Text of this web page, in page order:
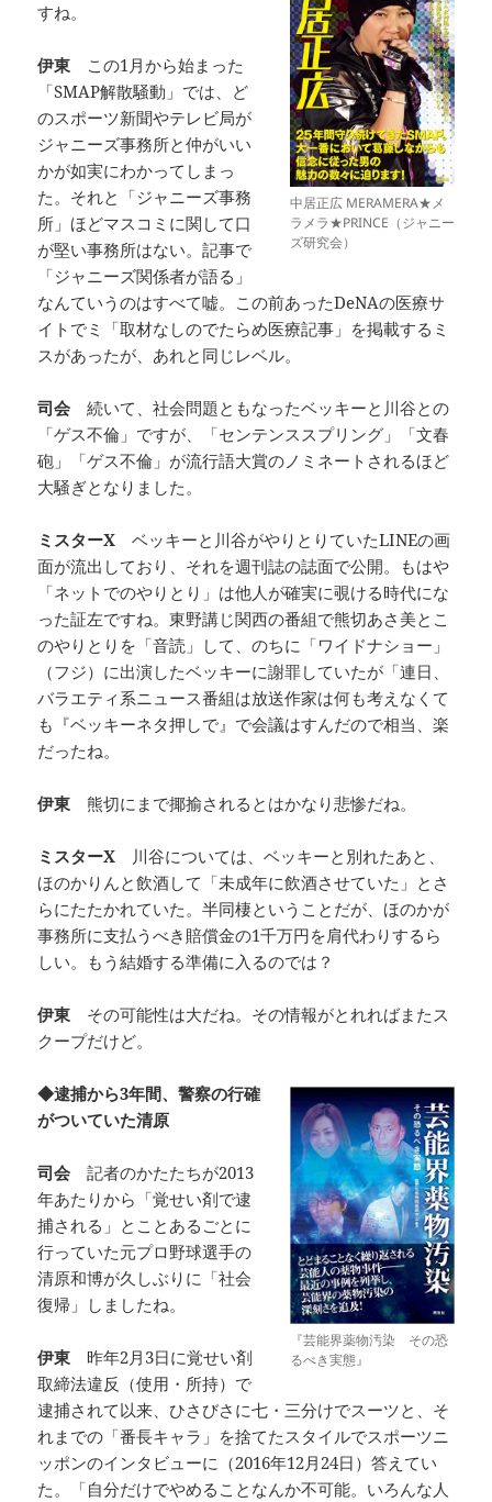
中居正広 MERAMERA★メ
ラメラ★PRINCE（ジャニー
ズ研究会）
すね。
伊東 この1月から始まった
「SMAP解散騒動」では、ど
のスポーツ新聞やテレビ局が
ジャニーズ事務所と仲がいい
かが如実にわかってしまっ
た。それと「ジャニーズ事務
所」ほどマスコミに関して口
が堅い事務所はない。記事で
「ジャニーズ関係者が語る」
なんていうのはすべて嘘。この前あったDeNAの医療サ
イトでミ「取材なしのでたらめ医療記事」を掲載するミ
スがあったが、あれと同じレベル。
司会 続いて、社会問題ともなったベッキーと川谷との
「ゲス不倫」ですが、「センテンススプリング」「文春
砲」「ゲス不倫」が流行語大賞のノミネートされるほど
大騒ぎとなりました。
ミスターX ベッキーと川谷がやりとりていたLINEの画
面が流出しており、それを週刊誌の誌面で公開。もはや
「ネットでのやりとり」は他人が確実に覗ける時代にな
った証左ですね。東野講じ関西の番組で熊切あさ美とこ
のやりとりを「音読」して、のちに「ワイドナショー」
（フジ）に出演したベッキーに謝罪していたが「連日、
バラエティ系ニュース番組は放送作家は何も考えなくて
も『ベッキーネタ押しで』で会議はすんだので相当、楽
だったね。
伊東 熊切にまで揶揄されるとはかなり悲惨だね。
ミスターX 川谷については、ベッキーと別れたあと、
ほのかりんと飲酒して「未成年に飲酒させていた」とさ
らにたたかれていた。半同棲ということだが、ほのかが
事務所に支払うべき賠償金の1千万円を肩代わりするら
しい。もう結婚する準備に入るのでは？
伊東 その可能性は大だね。その情報がとれればまたス
クープだけど。
『芸能界薬物汚染 その恐
るべき実態』
◆逮捕から3年間、警察の行確
がついていた清原
司会 記者のかたたちが2013
年あたりから「覚せい剤で逮
捕される」とことあるごとに
行っていた元プロ野球選手の
清原和博が久しぶりに「社会
復帰」しましたね。
伊東 昨年2月3日に覚せい剤
取締法違反（使用・所持）で
逮捕されて以来、ひさびさに七・三分けでスーツと、そ
れまでの「番長キャラ」を捨てたスタイルでスポーツニ
ッポンのインタビューに（2016年12月24日）答えてい
た。「自分だけでやめることなんか不可能。いろんな人